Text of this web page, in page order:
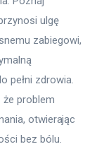
ulgę
zabiegowi,
pełni zdrowia.
że problem
otwierając
bez bólu.